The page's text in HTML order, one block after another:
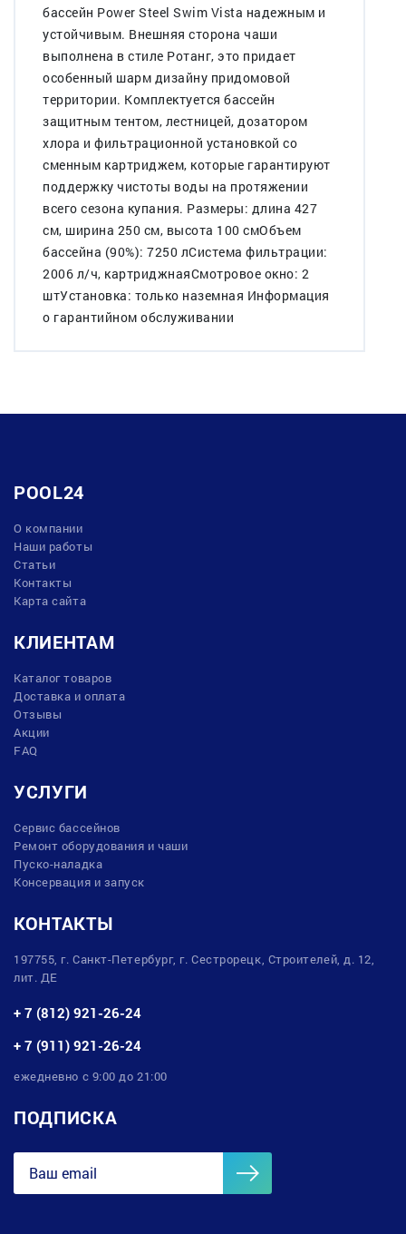
бассейн Power Steel Swim Vista надежным и
устойчивым. Внешняя сторона чаши
выполнена в стиле Ротанг, это придает
особенный шарм дизайну придомовой
территории. Комплектуется бассейн
защитным тентом, лестницей, дозатором
хлора и фильтрационной установкой со
сменным картриджем, которые гарантируют
поддержку чистоты воды на протяжении
всего сезона купания. Размеры: длина 427
см, ширина 250 см, высота 100 смОбъем
бассейна (90%): 7250 лСистема фильтрации:
2006 л/ч, картриджнаяСмотровое окно: 2
штУстановка: только наземная Информация
о гарантийном обслуживании
POOL24
О компании
Наши работы
Статьи
Контакты
Карта сайта
КЛИЕНТАМ
Каталог товаров
Доставка и оплата
Отзывы
Акции
FAQ
УСЛУГИ
Сервис бассейнов
Ремонт оборудования и чаши
Пуско-наладка
Консервация и запуск
КОНТАКТЫ
197755, г. Санкт-Петербург, г. Сестрорецк, Строителей, д. 12,
лит. ДЕ
+ 7 (812) 921-26-24
+ 7 (911) 921-26-24
ежедневно с 9:00 до 21:00
ПОДПИСКА